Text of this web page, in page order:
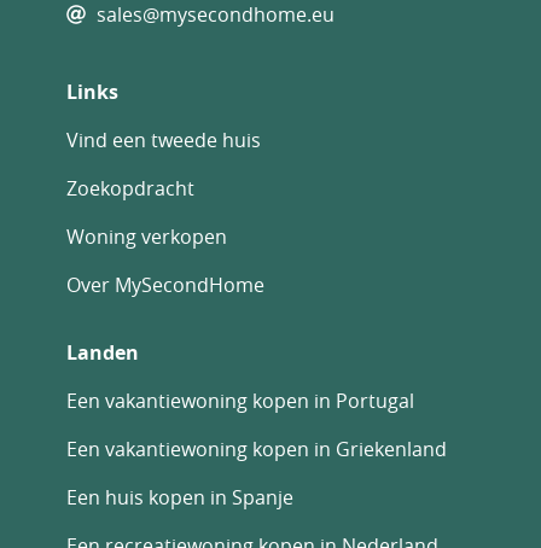
sales@mysecondhome.eu
Links
Vind een tweede huis
Zoekopdracht
Woning verkopen
Over MySecondHome
Landen
Een vakantiewoning kopen in Portugal
Een vakantiewoning kopen in Griekenland
Een huis kopen in Spanje